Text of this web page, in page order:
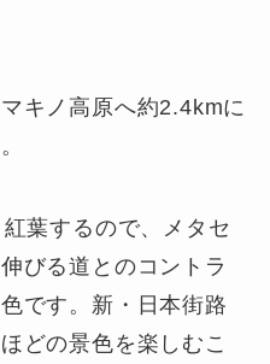
キノ高原へ約2.4kmに
葉するので、メタセ
びる道とのコントラ
です。新・日本街路
どの景色を楽しむこ